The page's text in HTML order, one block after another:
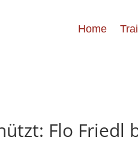
Home
Flo Friedl